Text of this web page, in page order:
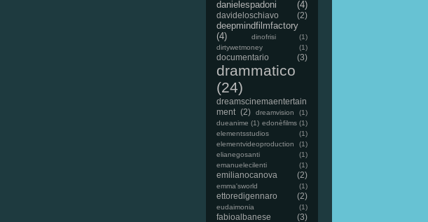
danielespadoni (4)
davideloschiavo (2)
deepmindfilmfactory
(4)
dinofrisi
(1)
dirtywetmoney
(1)
documentario (3)
drammatico
(24)
dreamscinemaentertain
ment (2) dreamvision
(1)
dueanime (1) edonèfilms (1)
elementsstudios
(1)
elementvideoproduction
(1)
elianegosanti
(1)
emanuelecilenti
(1)
emilianocanova (2)
emma'sworld (1)
ettoredigennaro (2)
eudaimonia (1)
fabioalbanese (3)